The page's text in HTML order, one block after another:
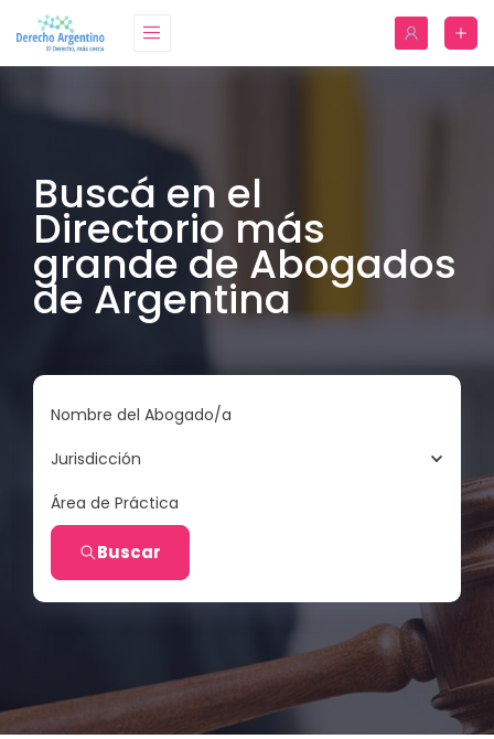
Buscá en el
Directorio más
grande de Abogados
de Argentina
Nombre del Abogado/a
Jurisdicción
Área de Práctica
Buscar